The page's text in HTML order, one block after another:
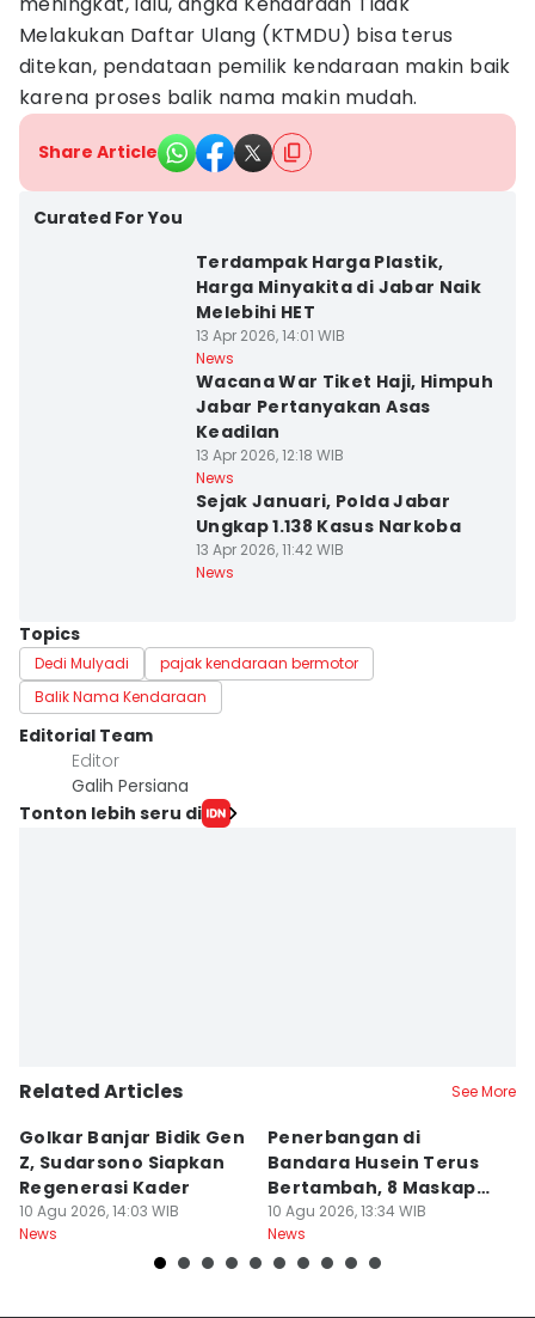
Melakukan Daftar Ulang (KTMDU) bisa terus
ditekan, pendataan pemilik kendaraan makin baik
karena proses balik nama makin mudah.
Share Article
Curated For You
Terdampak Harga Plastik,
Harga Minyakita di Jabar Naik
Melebihi HET
13 Apr 2026, 14:01 WIB
News
Wacana War Tiket Haji, Himpuh
Jabar Pertanyakan Asas
Keadilan
13 Apr 2026, 12:18 WIB
News
Sejak Januari, Polda Jabar
Ungkap 1.138 Kasus Narkoba
13 Apr 2026, 11:42 WIB
News
Topics
Dedi Mulyadi
pajak kendaraan bermotor
Balik Nama Kendaraan
Editorial Team
Editor
Galih Persiana
Tonton lebih seru di
Related Articles See More
Golkar Banjar Bidik Gen
Z, Sudarsono Siapkan
Regenerasi Kader
10 Agu 2026, 14:03 WIB
News
Penerbangan di
Bandara Husein Terus
Bertambah, 8 Maskapai
Siap Masuk
10 Agu 2026, 13:34 WIB
News